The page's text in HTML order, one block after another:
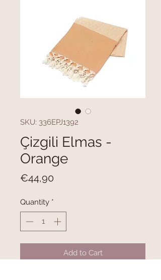
SKU: 336EPJ1392
Çizgili Elmas -
Orange
€44,90
Quantity *
Add to Cart